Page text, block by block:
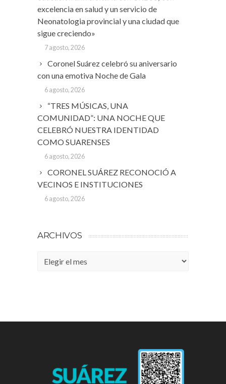
excelencia en salud y un servicio de
Neonatologia provincial y una ciudad que
sigue creciendo»
7 agosto, 2026
Coronel Suárez celebró su aniversario
con una emotiva Noche de Gala
6 agosto, 2026
“TRES MÚSICAS, UNA
COMUNIDAD”: UNA NOCHE QUE
CELEBRÓ NUESTRA IDENTIDAD
COMO SUARENSES
6 agosto, 2026
CORONEL SUÁREZ RECONOCIÓ A
VECINOS E INSTITUCIONES
6 agosto, 2026
ARCHIVOS
Archivos